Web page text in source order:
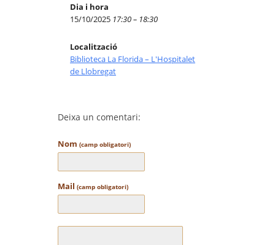
Dia i hora
15/10/2025 17:30 – 18:30
Localització
Biblioteca La Florida – L'Hospitalet
de Llobregat
Deixa un comentari:
Nom (camp obligatori)
Mail (camp obligatori)